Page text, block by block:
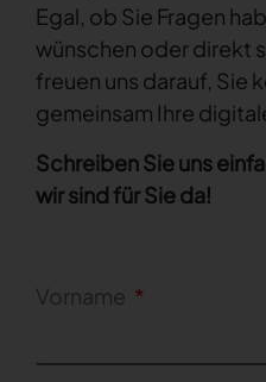
Vorname
Egal, ob Sie Fragen
wünschen oder direkt
freuen uns darauf, Sie
gemeinsam Ihre
Schreiben Sie uns
wir sind für Sie da!